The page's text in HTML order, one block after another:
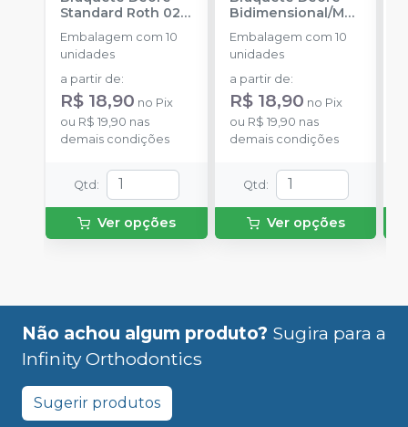
Standard Roth 022
INFINITY
ORTHODONTICS
Embalagem com 10
unidades
a partir de:
R$ 18,90 no Pix
ou R$ 19,90 nas
demais condições
Qtd :
Ver opções
Bidimensional/MB
T 018
ORTHODONTICS
Embalagem com 10
unidades
a partir de:
R$ 18,90 no Pix
ou R$ 19,90 nas
demais condições
Qtd :
Ver opções
Não achou algum produto? Sugira para a
Infinity Orthodontics
Sugerir produtos